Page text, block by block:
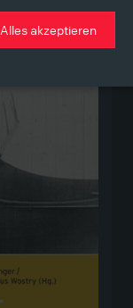
Alles akzeptieren